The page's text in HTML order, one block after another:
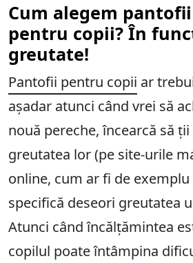
Cum alegem
pentru copii? În
greutate!
Pantofii pentru copii ar
așadar atunci când vrei să
nouă pereche, încearcă să
greutatea lor (pe site-urile
online, cum ar fi de
specifică deseori greutatea
Atunci când încălțămintea
copilul poate întâmpina